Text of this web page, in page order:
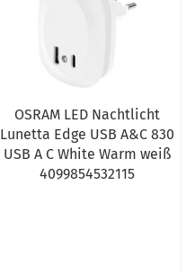
OSRAM LED Nachtlicht
Lunetta Edge USB A&C 830
USB A C White Warm weiß
4099854532115